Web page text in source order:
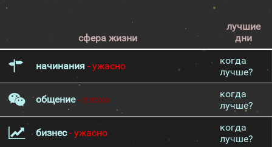
сфера жизни
лучшие
дни
начинания - ужасно
когда
лучше?
общение- плохо
когда
лучше?
бизнес- ужасно
когда
лучше?